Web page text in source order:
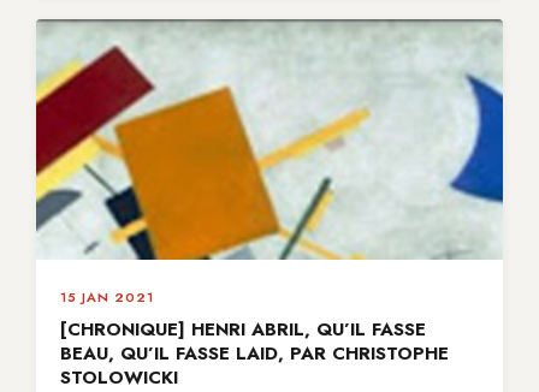
15 JAN 2021
[CHRONIQUE] HENRI ABRIL, QU’IL FASSE
BEAU, QU’IL FASSE LAID, PAR CHRISTOPHE
STOLOWICKI